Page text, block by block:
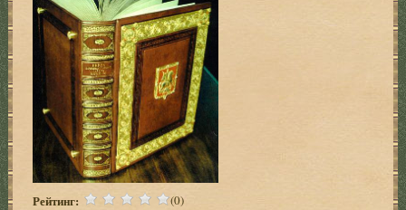
Рейтинг: (0)